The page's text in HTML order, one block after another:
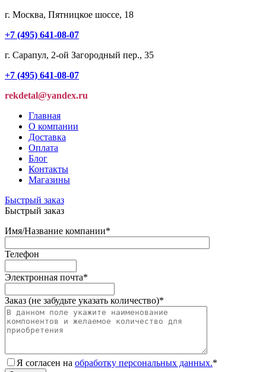
г. Москва, Пятницкое шоссе, 18
+7 (495) 641-08-07
г. Сарапул, 2-ой Загородный пер., 35
+7 (495) 641-08-07
rekdetal@yandex.ru
Главная
О компании
Доставка
Оплата
Блог
Контакты
Магазины
Быстрый заказ
Быстрый заказ
Имя/Название компании*
Телефон
Электронная почта*
Заказ (не забудьте указать количество)*
Я согласен на обработку персональных данных.*